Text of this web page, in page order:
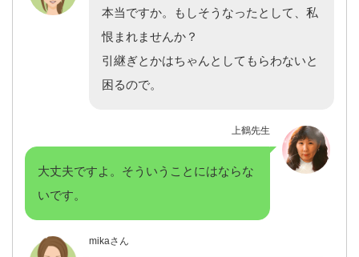
本当ですか。もしそうなったとして、私
恨まれませんか？
引継ぎとかはちゃんとしてもらわないと
困るので。
上鶴先生
大丈夫ですよ。そういうことにはならな
いです。
mikaさん